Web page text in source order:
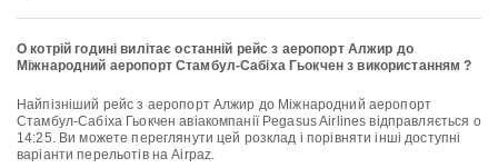
О котрій годині вилітає останній рейс з аеропорт Алжир до
Міжнародний аеропорт Стамбул-Сабіха Гьокчен з використанням ?
Найпізніший рейс з аеропорт Алжир до Міжнародний аеропорт
Стамбул-Сабіха Гьокчен авіакомпанії Pegasus Airlines відправляється о
14:25. Ви можете переглянути цей розклад і порівняти інші доступні
варіанти перельотів на Airpaz.